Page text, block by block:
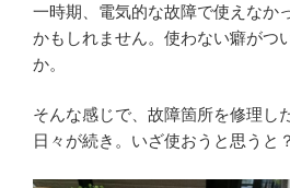
一時期、電気的な故障で使えなか
かもしれません。使わない癖がつ
か。
そんな感じで、故障箇所を修理し
日々が続き。いざ使おうと思うと？